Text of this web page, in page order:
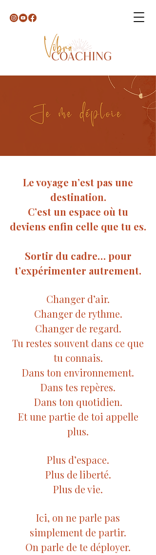
Le voyage n’est pas une
destination.
C’est un espace où tu
deviens enfin celle que tu es.
Sortir du cadre… pour
t’expérimenter autrement.
Changer d’air.
Changer de rythme.
Changer de regard.
Tu restes souvent dans ce que
tu connais.
Dans ton environnement.
Dans tes repères.
Dans ton quotidien.
Et une partie de toi appelle
plus.
Plus d’espace.
Plus de liberté.
Plus de vie.
Ici, on ne parle pas
simplement de partir.
On parle de te déployer.